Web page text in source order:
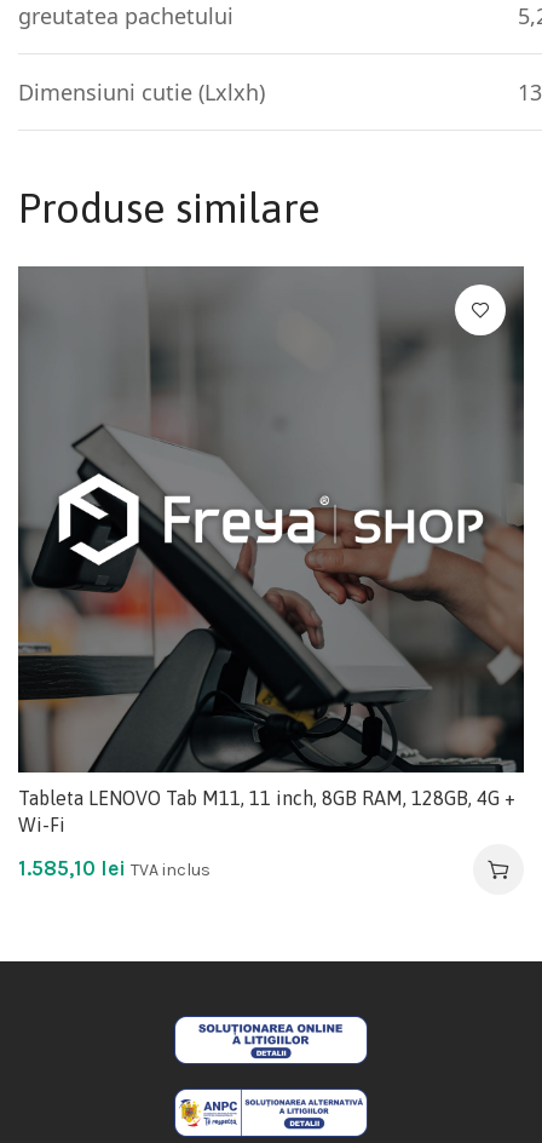
greutatea pachetului
Dimensiuni cutie (Lxlxh)
Produse similare
Tableta LENOVO Tab M11, 11 inch, 8GB RAM, 128GB, 4G +
Wi-Fi
1.585,10 lei TVA inclus